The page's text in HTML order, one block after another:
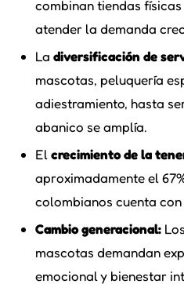
combinan tiendas
atender la demanda
La diversificación de
mascotas, peluquería
adiestramiento, hasta
abanico se amplía.
El crecimiento de la
aproximadamente el
colombianos cuenta
Cambio generacional:
mascotas demandan
emocional y bienestar